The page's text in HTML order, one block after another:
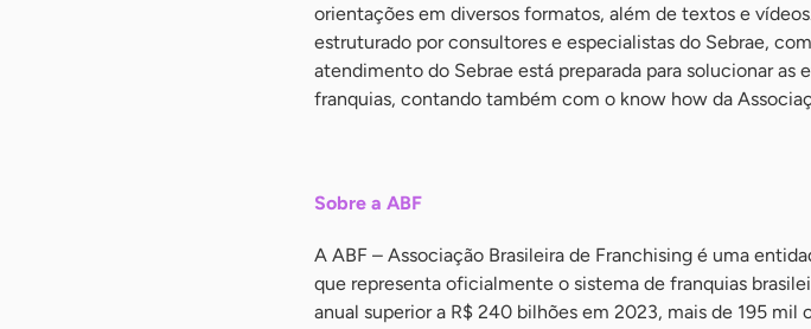
orientações em diversos formatos, além de textos e
estruturado por consultores e especialistas do Sebrae,
atendimento do Sebrae está preparada para solucionar as
franquias, contando também com o know how da
Sobre a ABF
A ABF – Associação Brasileira de Franchising é uma
que representa oficialmente o sistema de franquias
anual superior a R$ 240 bilhões em 2023, mais de 195 mil